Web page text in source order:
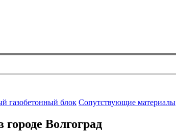
газобетонный блок Сопутствующие материалы
Волгоград